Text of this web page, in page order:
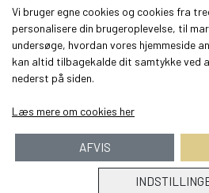
Modtag vores nyhedsbrev via e-mail
Vi bruger egne cookies og cookies fra
personalisere din brugeroplevelse, til
undersøge, hvordan vores hjemmeside
kan altid tilbagekalde dit samtykke ved
nederst på siden.
Læs mere om cookies her
AFVIS